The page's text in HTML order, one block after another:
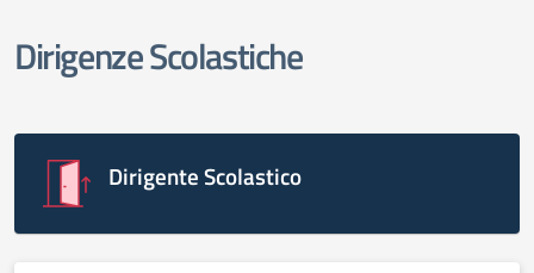
elenco degli organi
Dirigenze Scolastiche
Dirigente Scolastico